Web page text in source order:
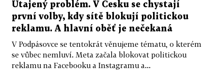
Utajený problém. V Česku se chystají
první volby, kdy sítě blokují politickou
reklamu. A hlavní oběť je nečekaná
V Podpásovce se tentokrát věnujeme tématu, o kterém
se vůbec nemluví. Meta začala blokovat politickou
reklamu na Facebooku a Instagramu a...